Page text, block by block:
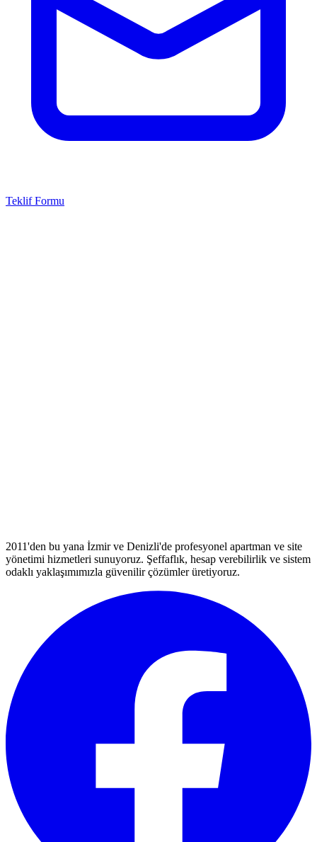
Teklif Formu
2011'den bu yana İzmir ve Denizli'de profesyonel apartman ve site
yönetimi hizmetleri sunuyoruz. Şeffaflık, hesap verebilirlik ve sistem
odaklı yaklaşımımızla güvenilir çözümler üretiyoruz.